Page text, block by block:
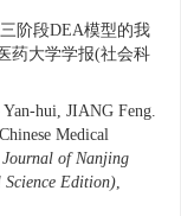
阶段DEA模型的我
药大学学报(社会科
hui, JIANG Feng.
Medical
Journal of Nanjing
Edition),